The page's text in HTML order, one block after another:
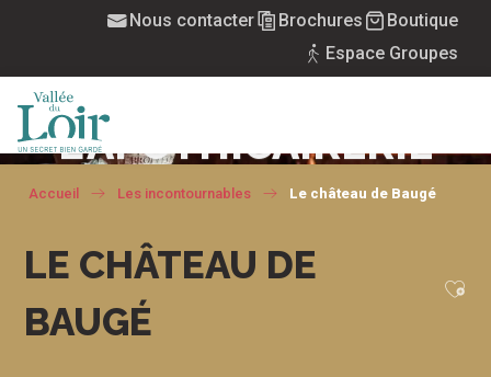
principal
Nous contacter Brochures
Boutique
Espace Groupes
LE CHÂTEAU DE
BAUGÉ ET
L'APOTHICAIRERIE
Accueil Les incontournables Le château de Baugé
LE CHÂTEAU DE
BAUGÉ